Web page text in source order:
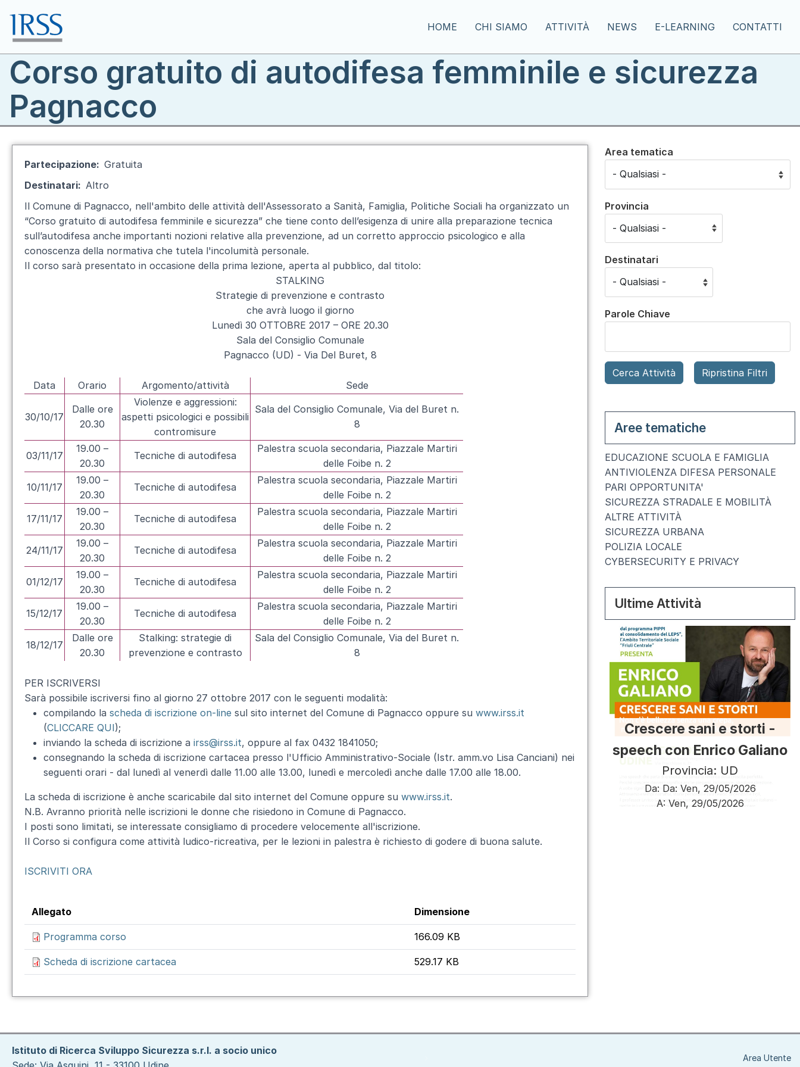
Toggle menu
HOME CHI SIAMO ATTIVITÀ NEWS E-LEARNING CONTATTI
Corso gratuito di autodifesa femminile e sicurezza
Pagnacco
Partecipazione
Gratuita
Destinatari
Altro
Il Comune di Pagnacco, nell'ambito delle attività dell'Assessorato a Sanità, Famiglia, Politiche Sociali ha organizzato un
“Corso gratuito di autodifesa femminile e sicurezza” che tiene conto dell’esigenza di unire alla preparazione tecnica
sull’autodifesa anche importanti nozioni relative alla prevenzione, ad un corretto approccio psicologico e alla
conoscenza della normativa che tutela l'incolumità personale.
Il corso sarà presentato in occasione della prima lezione, aperta al pubblico, dal titolo:
STALKING
Strategie di prevenzione e contrasto
che avrà luogo il giorno
Lunedì 30 OTTOBRE 2017 – ORE 20.30
Sala del Consiglio Comunale
Pagnacco (UD) - Via Del Buret, 8
Data Orario Argomento/attività Sede
30/10/17
Dalle ore
20.30
Violenze e aggressioni:
aspetti psicologici e possibili
contromisure
Sala del Consiglio Comunale, Via del Buret n.
8
03/11/17
19.00 –
20.30
Tecniche di autodifesa
Palestra scuola secondaria, Piazzale Martiri
delle Foibe n. 2
10/11/17
19.00 –
20.30
Tecniche di autodifesa
Palestra scuola secondaria, Piazzale Martiri
delle Foibe n. 2
17/11/17
19.00 –
20.30
Tecniche di autodifesa
Palestra scuola secondaria, Piazzale Martiri
delle Foibe n. 2
24/11/17
19.00 –
20.30
Tecniche di autodifesa
Palestra scuola secondaria, Piazzale Martiri
delle Foibe n. 2
01/12/17
19.00 –
20.30
Tecniche di autodifesa
Palestra scuola secondaria, Piazzale Martiri
delle Foibe n. 2
15/12/17
19.00 –
20.30
Tecniche di autodifesa
Palestra scuola secondaria, Piazzale Martiri
delle Foibe n. 2
18/12/17
Dalle ore
20.30
Stalking: strategie di
prevenzione e contrasto
Sala del Consiglio Comunale, Via del Buret n.
8
PER ISCRIVERSI
Sarà possibile iscriversi fino al giorno 27 ottobre 2017 con le seguenti modalità:
compilando la scheda di iscrizione on-line sul sito internet del Comune di Pagnacco oppure su www.irss.it
(CLICCARE QUI);
inviando la scheda di iscrizione a irss@irss.it, oppure al fax 0432 1841050;
consegnando la scheda di iscrizione cartacea presso l'Ufficio Amministrativo-Sociale (Istr. amm.vo Lisa Canciani) nei
seguenti orari - dal lunedì al venerdì dalle 11.00 alle 13.00, lunedì e mercoledì anche dalle 17.00 alle 18.00.
La scheda di iscrizione è anche scaricabile dal sito internet del Comune oppure su www.irss.it.
N.B. Avranno priorità nelle iscrizioni le donne che risiedono in Comune di Pagnacco.
I posti sono limitati, se interessate consigliamo di procedere velocemente all'iscrizione.
Il Corso si configura come attività ludico-ricreativa, per le lezioni in palestra è richiesto di godere di buona salute.
ISCRIVITI ORA
Allegato Dimensione
Programma corso 166.09 KB
Scheda di iscrizione cartacea 529.17 KB
Area tematica
Provincia
Destinatari
Parole Chiave
Aree tematiche
EDUCAZIONE SCUOLA E FAMIGLIA
ANTIVIOLENZA DIFESA PERSONALE
PARI OPPORTUNITA'
SICUREZZA STRADALE E MOBILITÀ
ALTRE ATTIVITÀ
SICUREZZA URBANA
POLIZIA LOCALE
CYBERSECURITY E PRIVACY
Ultime Attività
Crescere sani e storti -
speech con Enrico Galiano
Provincia: UD
Da: Da: Ven, 29/05/2026
A: Ven, 29/05/2026
Area Utente
Istituto di Ricerca Sviluppo Sicurezza s.r.l. a socio unico